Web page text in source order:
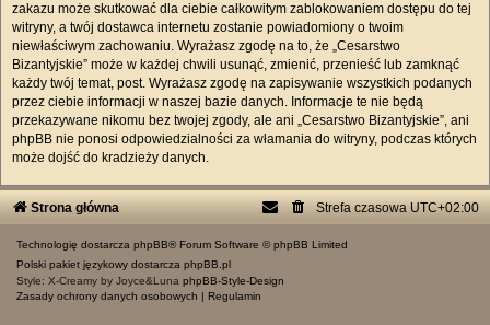
zakazu może skutkować dla ciebie całkowitym zablokowaniem dostępu do tej
witryny, a twój dostawca internetu zostanie powiadomiony o twoim
niewłaściwym zachowaniu. Wyrażasz zgodę na to, że „Cesarstwo
Bizantyjskie” może w każdej chwili usunąć, zmienić, przenieść lub zamknąć
każdy twój temat, post. Wyrażasz zgodę na zapisywanie wszystkich podanych
przez ciebie informacji w naszej bazie danych. Informacje te nie będą
przekazywane nikomu bez twojej zgody, ale ani „Cesarstwo Bizantyjskie”, ani
phpBB nie ponosi odpowiedzialności za włamania do witryny, podczas których
może dojść do kradzieży danych.
Strona główna Strefa czasowa UTC+02:00
Technologię dostarcza phpBB® Forum Software © phpBB Limited
Polski pakiet językowy dostarcza phpBB.pl
Style: X-Creamy by Joyce&Luna phpBB-Style-Design
Zasady ochrony danych osobowych
Regulamin